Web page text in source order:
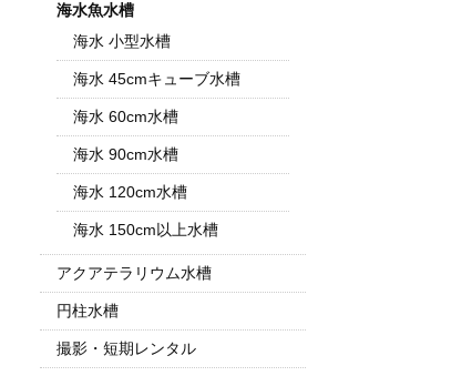
海水魚水槽
海水 小型水槽
海水 45cmキューブ水槽
海水 60cm水槽
海水 90cm水槽
海水 120cm水槽
海水 150cm以上水槽
アクアテラリウム水槽
円柱水槽
撮影・短期レンタル